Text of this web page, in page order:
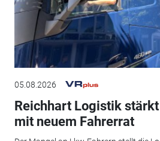
05.08.2026
Reichhart Logistik
mit neuem Fahrerrat